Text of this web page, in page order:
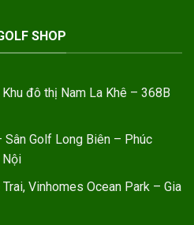
SHOP
đô thị Nam La Khê – 368B
Golf Long Biên – Phúc
Vinhomes Ocean Park – Gia